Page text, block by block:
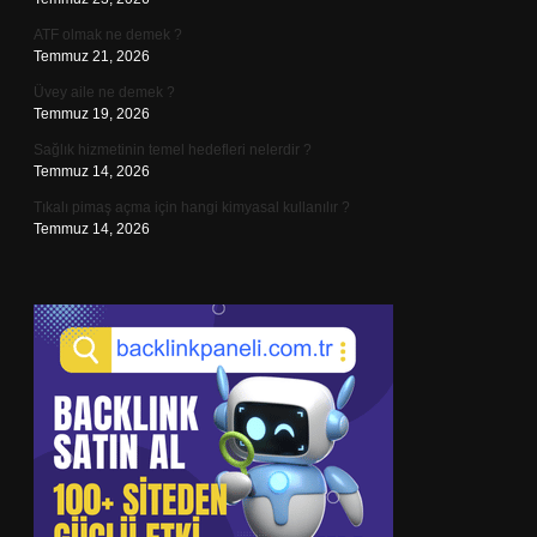
ATF olmak ne demek ?
Temmuz 21, 2026
Üvey aile ne demek ?
Temmuz 19, 2026
Sağlık hizmetinin temel hedefleri nelerdir ?
Temmuz 14, 2026
Tıkalı pimaş açma için hangi kimyasal kullanılır ?
Temmuz 14, 2026